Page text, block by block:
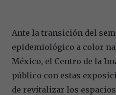
Ante la transición del
epidemiológico a color
México, el Centro de la
público con estas
de revitalizar los